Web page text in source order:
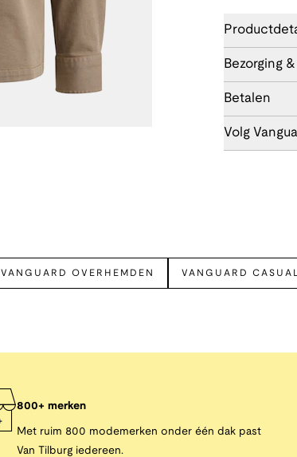
Bezorging
Betalen
Volg
VANGUARD OVERHEMDEN VANGUARD
800+ merken
Met ruim 800 modemerken onder één dak past
Van Tilburg iedereen.